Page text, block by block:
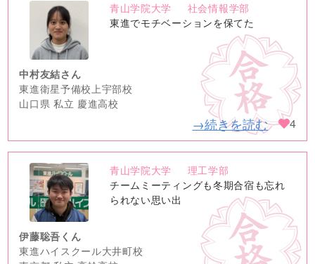
no
image
青山学院大学
社会情報学部
東進でモチベーションを保てた
中村友結さん
東進衛星予備校上宇部校
山口県 私立 慶進高校
→続きを読む 4
no
image
青山学院大学
理工学部
チームミーティングも冬期合宿も忘れ
られない思い出
伊藤聡吾くん
東進ハイスクール大井町校